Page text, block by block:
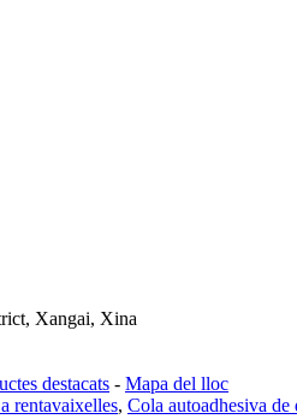
Xangai, Xina
destacats - Mapa del lloc
rentavaixelles, Cola autoadhesiva de